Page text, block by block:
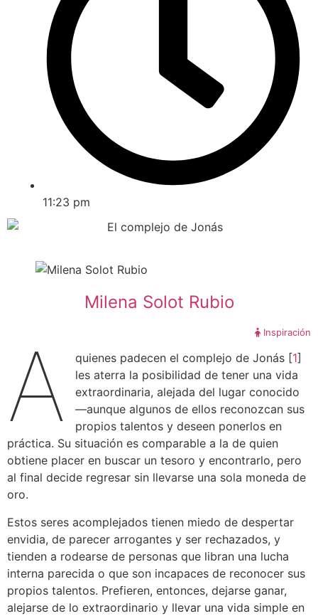
11:23 pm
Milena Solot Rubio
Inspiración
A quienes padecen el complejo de Jonás [1]
les aterra la posibilidad de tener una vida
extraordinaria, alejada del lugar conocido
—aunque algunos de ellos reconozcan sus
propios talentos y deseen ponerlos en
práctica. Su situación es comparable a la de quien
obtiene placer en buscar un tesoro y encontrarlo, pero
al final decide regresar sin llevarse una sola moneda de
oro.
Estos seres acomplejados tienen miedo de despertar
envidia, de parecer arrogantes y ser rechazados, y
tienden a rodearse de personas que libran una lucha
interna parecida o que son incapaces de reconocer sus
propios talentos. Prefieren, entonces, dejarse ganar,
alejarse de lo extraordinario y llevar una vida simple en